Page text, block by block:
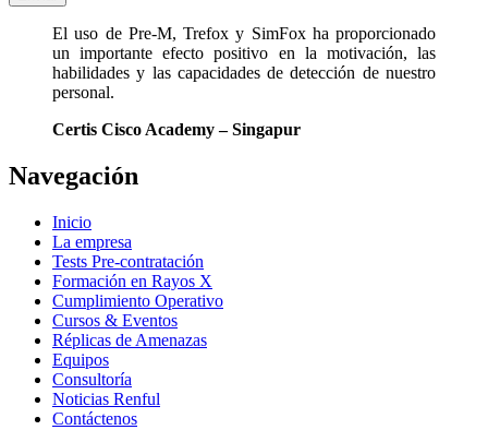
El uso de Pre-M, Trefox y SimFox ha proporcionado
un importante efecto positivo en la motivación, las
habilidades y las capacidades de detección de nuestro
personal.
Certis Cisco Academy – Singapur
Navegación
Inicio
La empresa
Tests Pre-contratación
Formación en Rayos X
Cumplimiento Operativo
Cursos & Eventos
Réplicas de Amenazas
Equipos
Consultoría
Noticias Renful
Contáctenos